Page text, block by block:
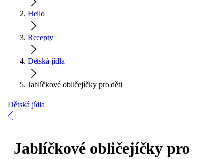
Hello
Recepty
Dětská jídla
Jablíčkové obličejíčky pro děti
Dětská jídla
Jablíčkové obličejíčky pro